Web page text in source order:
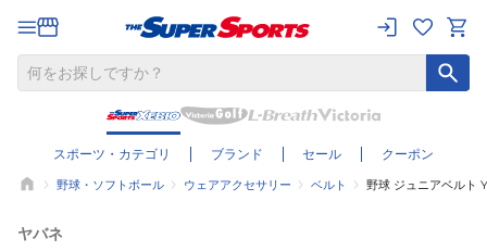
スポーツ・カテゴリ ブランド セール クーポン
野球・ソフトボール ウェアアクセサリー ベルト 野球 ジュニアベルト
ヤバネ